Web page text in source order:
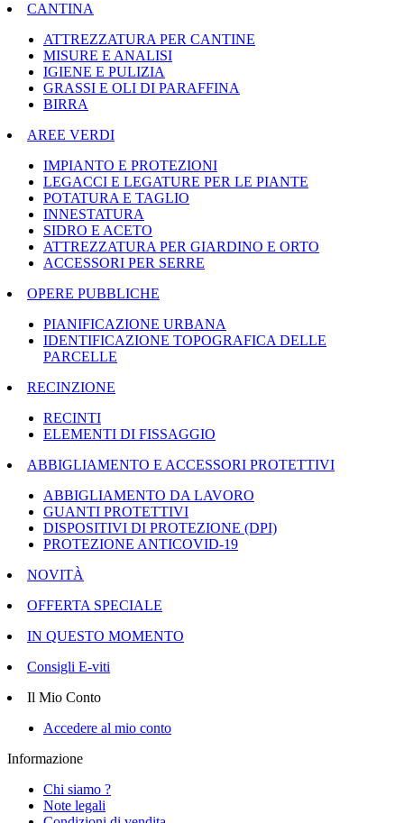
CANTINA
ATTREZZATURA PER CANTINE
MISURE E ANALISI
IGIENE E PULIZIA
GRASSI E OLI DI PARAFFINA
BIRRA
AREE VERDI
IMPIANTO E PROTEZIONI
LEGACCI E LEGATURE PER LE PIANTE
POTATURA E TAGLIO
INNESTATURA
SIDRO E ACETO
ATTREZZATURA PER GIARDINO E ORTO
ACCESSORI PER SERRE
OPERE PUBBLICHE
PIANIFICAZIONE URBANA
IDENTIFICAZIONE TOPOGRAFICA DELLE
PARCELLE
RECINZIONE
RECINTI
ELEMENTI DI FISSAGGIO
ABBIGLIAMENTO E ACCESSORI PROTETTIVI
ABBIGLIAMENTO DA LAVORO
GUANTI PROTETTIVI
DISPOSITIVI DI PROTEZIONE (DPI)
PROTEZIONE ANTICOVID-19
NOVITÀ
OFFERTA SPECIALE
IN QUESTO MOMENTO
Consigli E-viti
Il Mio Conto
Accedere al mio conto
Informazione
Chi siamo ?
Note legali